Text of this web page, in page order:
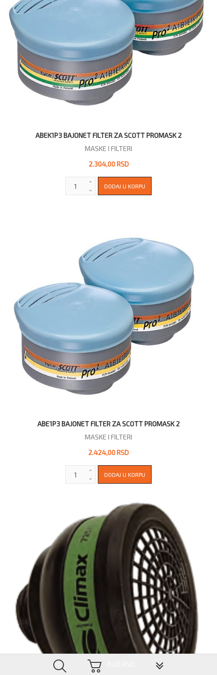
ABEK1P3 BAJONET FILTER ZA SCOTT PROMASK 2
MASKE I FILTERI
2.304,00 RSD
ABE1P3 BAJONET FILTER ZA SCOTT PROMASK 2
MASKE I FILTERI
2.424,00 RSD
▼